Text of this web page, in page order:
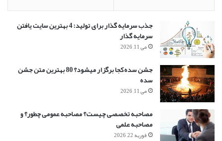
جذب سرمایه گذار برای تولید: 4 بهترین سایت یافتن
سرمایه گذار
می 11, 2026
جشن سده کجا برگزار میشود؟ 80 بهترین متن جشن
سده
می 11, 2026
مصاحبه تخصصی چیست؟ مصاحبه عمومی چطور؟ و
مصاحبه علمی
فوریه 22, 2026